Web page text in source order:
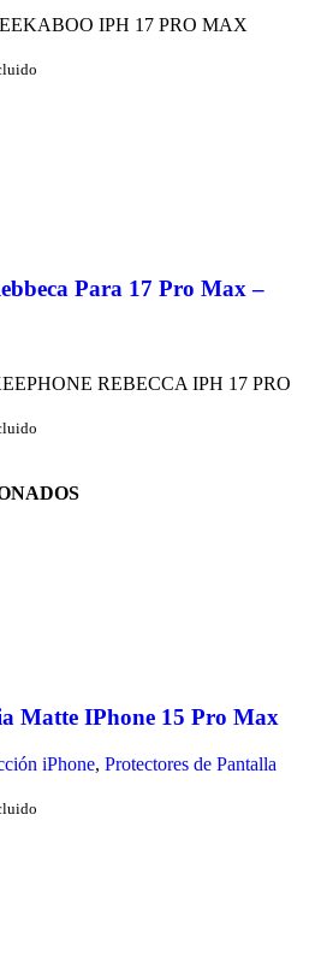
IPH 17 PRO MAX
Para 17 Pro Max –
REBECCA IPH 17 PRO
Matte IPhone 15 Pro Max
iPhone, Protectores de Pantalla